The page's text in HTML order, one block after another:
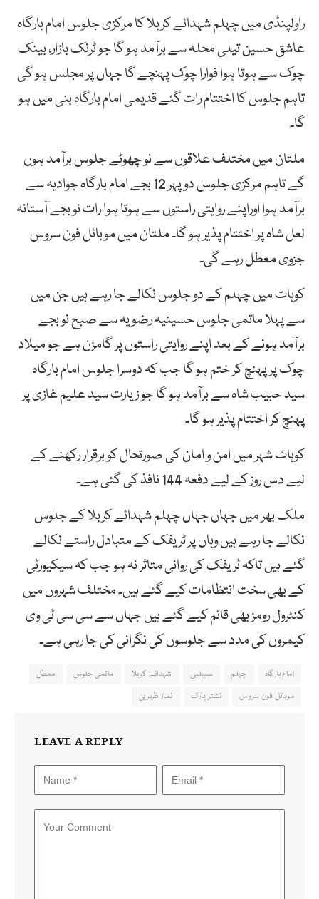
راولپنڈی میں چہلم شہدائے کربلا کا مرکزی جلوس امام بارگاہ
عاشق حسین تیلی محلہ سے برآمد ہو گا جو ٹرنک بازار، بینک
چوک سے ہوتا ہوا فوارا چوک پہنچے گا جہاں پر مجلس ہو گی
تاہم جلوس کا اختتام رات گئے قدیمی امام بارگاہ بنی میں ہو
گا۔
ملتان میں مختلف علاقوں سے نو چھوٹے جلوس برآمد ہوں
گے تاہم مرکزی جلوس دوپہر 12 بجے امام بارگاہ جوادیہ سے
برآمد ہوا اوراپنے روایتی راستوں سے ہوتا ہوا رات نو بجے آستانہ
لعل شاہ پر اختتام پذیر ہو گا۔ ملتان میں موبائل فون سروس
جزوی معطل رہے گی۔
کوہاٹ میں چہلم کے دو جلوس نکالے جا رہے ہیں جن میں
سے پہلا ماتمی جلوس حسینیہ رضویہ سے صبح نو بجے
برآمد ہونے کے بعد اپنے روایتی راستوں پر گامزن ہے جو میلاد
چوک پر پہنچ کر ختم ہو گا جب کہ دوسرا جلوس امام بارگاہ
سید حبیب شاہ سے برآمد ہو گا جو زیارت سید علیم غازی پر
پہنچ کر اختتام پذیر ہو گا۔
کوہاٹ شہر میں امن و امان کی صورتحال کو برقرار رکھنے کے
لیے دس روز کے لیے دفعہ 144 نافذ کی گئی ہے۔
ملک بھر میں جہاں جہاں چہلم شہدائے کربلا کے جلوس
نکالے جا رہے ہیں وہاں پر ٹریفک کے متبادل راستے نکالے
گئے ہیں تاکہ ٹریفک کی روانی متاثر نہ ہو جب کہ سیکیورٹی
کے بھی سخت انتظامات کیے گئے ہیں۔ مختلف شہروں میں
کنٹرول رومز بھی قائم کیے گئے ہیں جہاں سے سی سی ٹی وی
کیمروں کی مدد سے جلوسوں کی نگرانی کی جا رہی ہے۔
امام بارگاہ چہلم سبیلیں شہدائے کربلا ماتمی جلوس
معطل
موبائل فون سروس
نشتر پارک نماز ظہرین
LEAVE A REPLY